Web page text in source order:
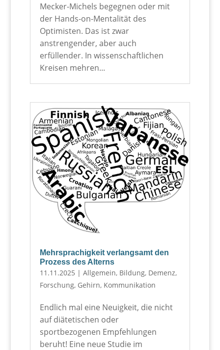
Mecker-Michels begegnen oder mit
der Hands-on-Mentalität des
Optimisten. Das ist zwar
anstrengender, aber auch
erfüllender. In wissenschaftlichen
Kreisen mehren...
Mehrsprachigkeit verlangsamt den
Prozess des Alterns
11.11.2025 | Allgemein, Bildung, Demenz,
Forschung, Gehirn, Kommunikation
Endlich mal eine Neuigkeit, die nicht
auf diätetischen oder
sportbezogenen Empfehlungen
beruht! Eine neue Studie im